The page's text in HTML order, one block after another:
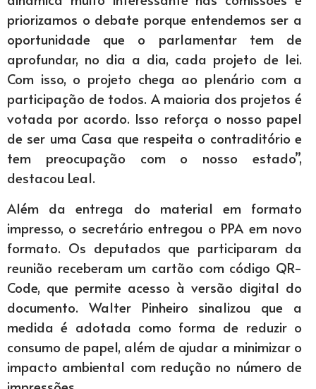
priorizamos o debate porque entendemos ser a
oportunidade que o parlamentar tem de
aprofundar, no dia a dia, cada projeto de lei.
Com isso, o projeto chega ao plenário com a
participação de todos. A maioria dos projetos é
votada por acordo. Isso reforça o nosso papel
de ser uma Casa que respeita o contraditório e
tem preocupação com o nosso estado”,
destacou Leal.
Além da entrega do material em formato
impresso, o secretário entregou o PPA em novo
formato. Os deputados que participaram da
reunião receberam um cartão com código QR-
Code, que permite acesso à versão digital do
documento. Walter Pinheiro sinalizou que a
medida é adotada como forma de reduzir o
consumo de papel, além de ajudar a minimizar o
impacto ambiental com redução no número de